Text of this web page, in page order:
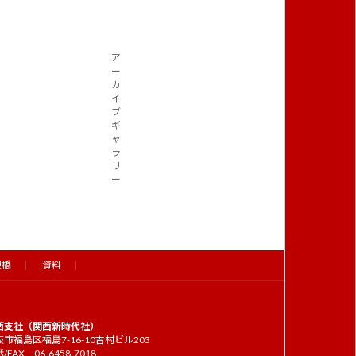
ア
ー
カ
イ
ブ
ギ
ャ
ラ
リ
ー
資料
支社（関西新時代社）
市福島区福島7-16-10吉村ビル203
/FAX 06-6458-7018